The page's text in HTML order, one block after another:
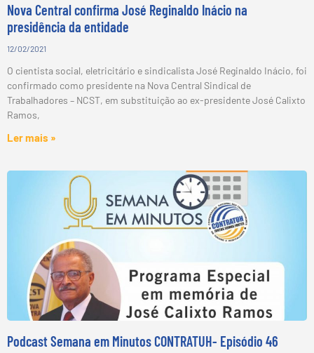
Nova Central confirma José Reginaldo Inácio na
presidência da entidade
12/02/2021
O cientista social, eletricitário e sindicalista José Reginaldo Inácio, foi
confirmado como presidente na Nova Central Sindical de
Trabalhadores – NCST, em substituição ao ex-presidente José Calixto
Ramos,
Ler mais »
Podcast Semana em Minutos CONTRATUH- Episódio 46